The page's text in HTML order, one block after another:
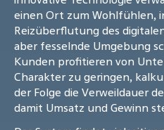
einen Ort zum Wohlfühlen,
Reizüberflutung des
aber fesselnde Umgebung
Kunden profitieren von
Charakter zu geringen,
der Folge die Verweildauer
damit Umsatz und Gewinn